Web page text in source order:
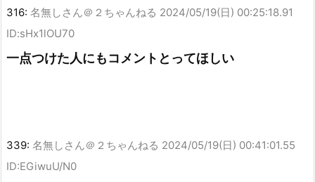
316: 名無しさん＠２ちゃんねる 2024/05/19(日) 00:25:18.91
ID:sHx1lOU70
一点つけた人にもコメントとってほしい
339: 名無しさん＠２ちゃんねる 2024/05/19(日) 00:41:01.55
ID:EGiwuU/N0